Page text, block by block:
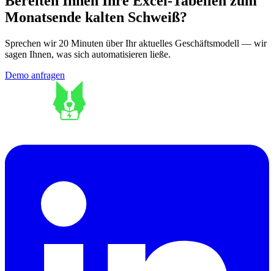
Monatsende kalten Schweiß?
Sprechen wir 20 Minuten über Ihr aktuelles Geschäftsmodell — wir
sagen Ihnen, was sich automatisieren ließe.
Demo anfragen